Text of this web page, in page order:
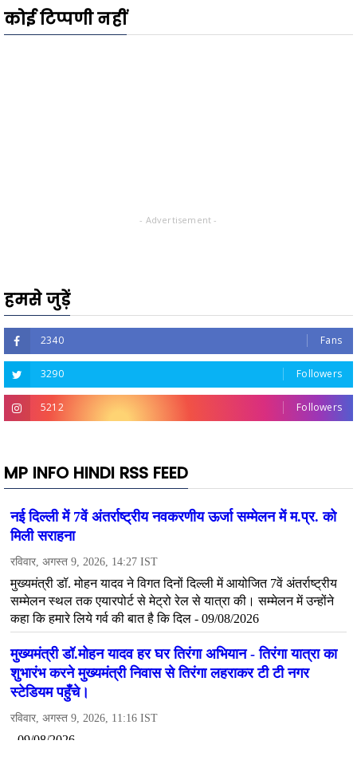
कोई टिप्पणी नहीं
- Advertisement -
हमसे जुड़ें
2340 Fans
3290 Followers
5212 Followers
MP INFO HINDI RSS FEED